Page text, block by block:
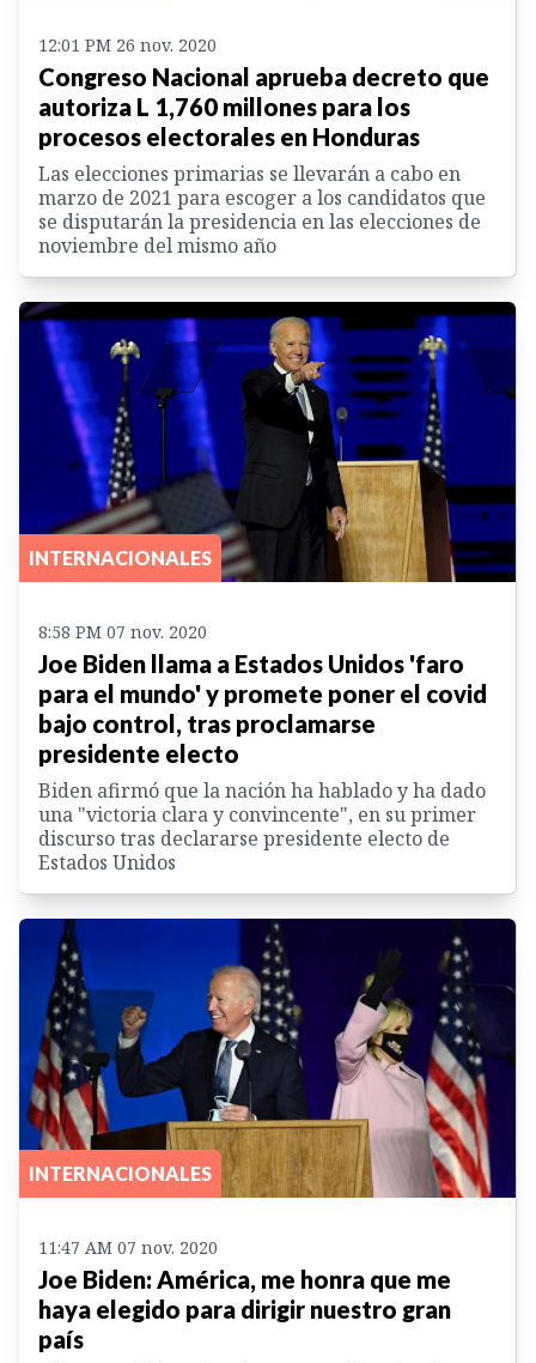
12:01 PM 26 nov. 2020
Congreso Nacional aprueba decreto que
autoriza L 1,760 millones para los
procesos electorales en Honduras
Las elecciones primarias se llevarán a cabo en
marzo de 2021 para escoger a los candidatos que
se disputarán la presidencia en las elecciones de
noviembre del mismo año
INTERNACIONALES
8:58 PM 07 nov. 2020
Joe Biden llama a Estados Unidos 'faro
para el mundo' y promete poner el covid
bajo control, tras proclamarse
presidente electo
Biden afirmó que la nación ha hablado y ha dado
una "victoria clara y convincente", en su primer
discurso tras declararse presidente electo de
Estados Unidos
INTERNACIONALES
11:47 AM 07 nov. 2020
Joe Biden: América, me honra que me
haya elegido para dirigir nuestro gran
país